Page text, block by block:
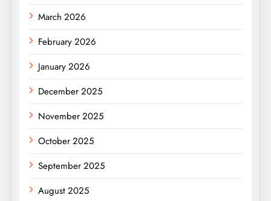
March 2026
February 2026
January 2026
December 2025
November 2025
October 2025
September 2025
August 2025